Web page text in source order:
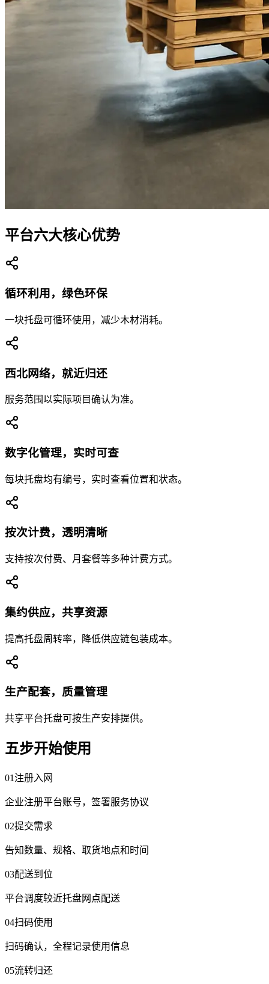
平台六大核心优势
循环利用，绿色环保
一块托盘可循环使用，减少木材消耗。
西北网络，就近归还
服务范围以实际项目确认为准。
数字化管理，实时可查
每块托盘均有编号，实时查看位置和状态。
按次计费，透明清晰
支持按次付费、月套餐等多种计费方式。
集约供应，共享资源
提高托盘周转率，降低供应链包装成本。
生产配套，质量管理
共享平台托盘可按生产安排提供。
五步开始使用
01注册入网
企业注册平台账号，签署服务协议
02提交需求
告知数量、规格、取货地点和时间
03配送到位
平台调度较近托盘网点配送
04扫码使用
扫码确认，全程记录使用信息
05流转归还